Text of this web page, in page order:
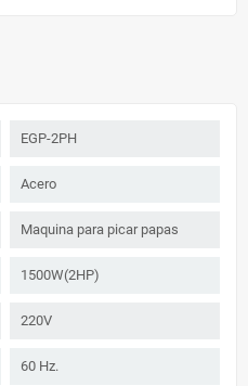
EGP-2PH
Acero
Maquina para picar papas
1500W(2HP)
220V
60 Hz.